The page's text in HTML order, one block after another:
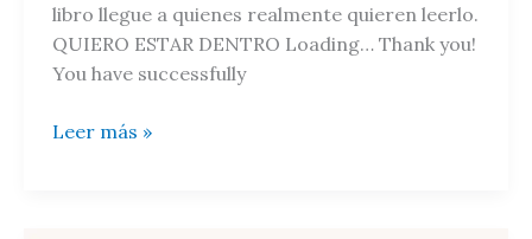
libro llegue a quienes realmente quieren leerlo.
QUIERO ESTAR DENTRO Loading… Thank you!
You have successfully
Leer más »